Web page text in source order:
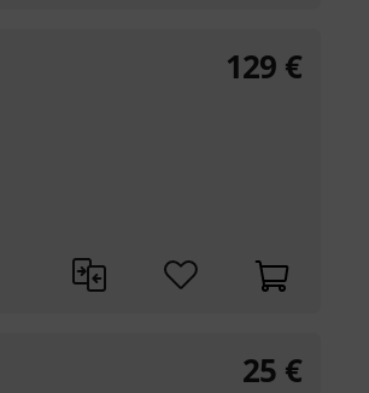
129 €
25 €